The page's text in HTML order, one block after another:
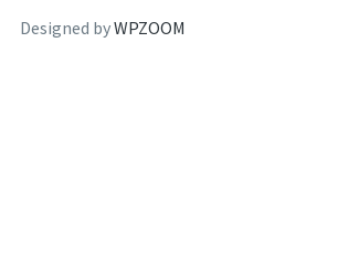
Designed byWPZOOM